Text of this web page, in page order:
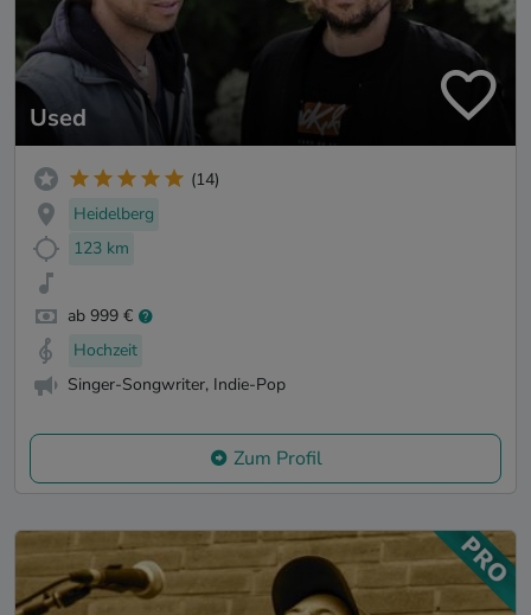
Used
(14)
Heidelberg
123 km
ab 999 €
Hochzeit
Singer-Songwriter, Indie-Pop
Zum Profil